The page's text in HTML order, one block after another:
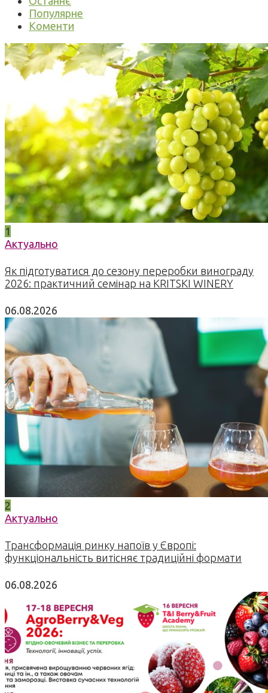
Популярне
Коменти
1
Актуально
Як підготуватися до сезону переробки винограду
2026: практичний семінар на KRITSKI WINERY
06.08.2026
2
Актуально
Трансформація ринку напоїв у Європі:
функціональність витісняє традиційні формати
06.08.2026